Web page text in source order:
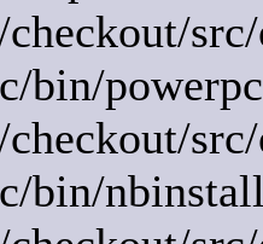
checkout/
bin/
checkout/
bin/